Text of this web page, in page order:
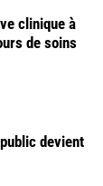
clinique à
de soins
devient